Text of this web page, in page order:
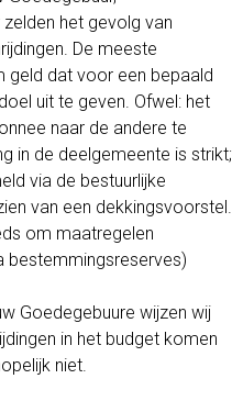
het gevolg van
De meeste
geld dat voor een bepaald
uit te geven. Ofwel: het
naar de andere te
in de deelgemeente is strikt;
via de bestuurlijke
van een dekkingsvoorstel.
om maatregelen
bestemmingsreserves)
Goedegebuure wijzen wij
in het budget komen
niet.